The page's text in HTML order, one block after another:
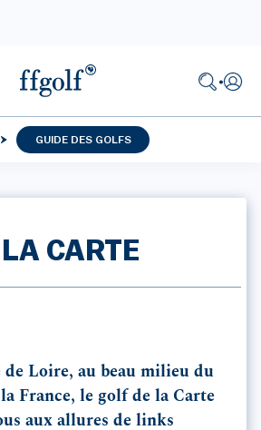
GUIDE DES GOLFS
CARTE
de Loire, au beau milieu du
France, le golf de la Carte
aux allures de links